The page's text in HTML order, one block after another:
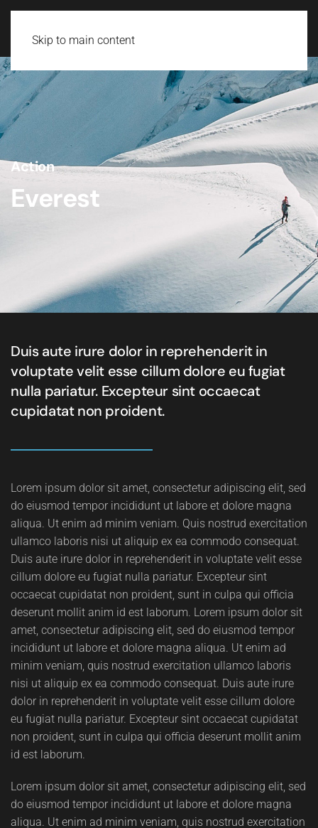
Skip to main content
Action
Everest
Duis aute irure dolor in reprehenderit in
voluptate velit esse cillum dolore eu fugiat
nulla pariatur. Excepteur sint occaecat
cupidatat non proident.
Lorem ipsum dolor sit amet, consectetur adipiscing elit, sed
do eiusmod tempor incididunt ut labore et dolore magna
aliqua. Ut enim ad minim veniam. Quis nostrud exercitation
ullamco laboris nisi ut aliquip ex ea commodo consequat.
Duis aute irure dolor in reprehenderit in voluptate velit esse
cillum dolore eu fugiat nulla pariatur. Excepteur sint
occaecat cupidatat non proident, sunt in culpa qui officia
deserunt mollit anim id est laborum. Lorem ipsum dolor sit
amet, consectetur adipiscing elit, sed do eiusmod tempor
incididunt ut labore et dolore magna aliqua. Ut enim ad
minim veniam, quis nostrud exercitation ullamco laboris
nisi ut aliquip ex ea commodo consequat. Duis aute irure
dolor in reprehenderit in voluptate velit esse cillum dolore
eu fugiat nulla pariatur. Excepteur sint occaecat cupidatat
non proident, sunt in culpa qui officia deserunt mollit anim
id est laborum.
Lorem ipsum dolor sit amet, consectetur adipiscing elit, sed
do eiusmod tempor incididunt ut labore et dolore magna
aliqua. Ut enim ad minim veniam, quis nostrud exercitation